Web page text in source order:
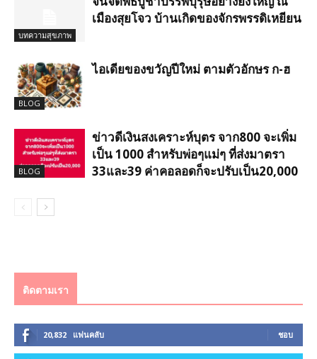
บทความสุขภาพ
เมืองสุยโจว บ้านเกิดของจักรพรรดิเหยียน
BLOG
ไอเดียของขวัญปีใหม่ ตามตัวอักษร ก-ฮ
BLOG
ข่าวดีเงินสงเคราะห์บุตร จาก800 จะเพิ่ม
เป็น 1000 สำหรับพ่อๆแม่ๆ ที่ส่งมาตรา
33และ39 ค่าคอลอดก็จะปรับเป็น20,000
ติดตามเรา
20,832 แฟนคลับ ชอบ